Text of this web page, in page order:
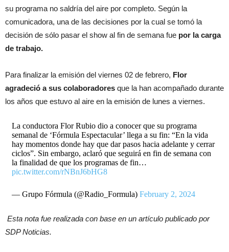
su programa no saldría del aire por completo. Según la
comunicadora, una de las decisiones por la cual se tomó la
decisión de sólo pasar el show al fin de semana fue por la carga
de trabajo.
Para finalizar la emisión del viernes 02 de febrero, Flor
agradeció a sus colaboradores que la han acompañado durante
los años que estuvo al aire en la emisión de lunes a viernes.
La conductora Flor Rubio dio a conocer que su programa
semanal de ‘Fórmula Espectacular’ llega a su fin: “En la vida
hay momentos donde hay que dar pasos hacia adelante y cerrar
ciclos”. Sin embargo, aclaró que seguirá en fin de semana con
la finalidad de que los programas de fin…
pic.twitter.com/rNBnJ6bHG8
— Grupo Fórmula (@Radio_Formula) February 2, 2024
Esta nota fue realizada con base en un artículo publicado por
SDP Noticias.